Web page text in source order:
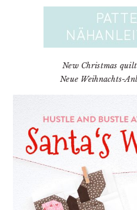
New Christmas
Neue Weihnachts-